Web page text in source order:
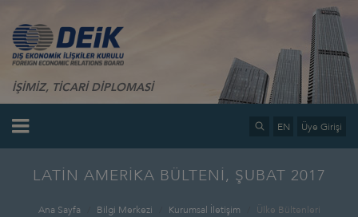
İŞİMİZ, TİCARİ DİPLOMASİ
EN Üye Girişi
LATİN AMERİKA BÜLTENİ, ŞUBAT 2017
Ana Sayfa Bilgi Merkezi Kurumsal İletişim Ülke Bültenleri